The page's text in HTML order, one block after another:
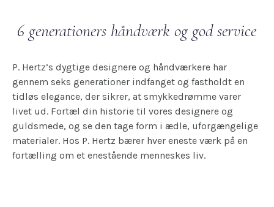
6 generationers håndværk og god service
P. Hertz’s dygtige designere og håndværkere har
gennem seks generationer indfanget og fastholdt en
tidløs elegance, der sikrer, at smykkedrømme varer
livet ud. Fortæl din historie til vores designere og
guldsmede, og se den tage form i ædle, uforgængelige
materialer. Hos P. Hertz bærer hver eneste værk på en
fortælling om et enestående menneskes liv.